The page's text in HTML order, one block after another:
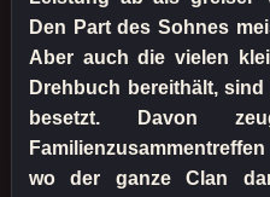
Den Part des Sohnes
Aber auch die vielen
Drehbuch bereithält,
besetzt. Davon
wo der ganze Clan